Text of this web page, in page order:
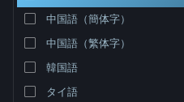
サポート
言語を変更
Steamモバイルアプリを入手
中国語（簡体字）
中国語（繁体字）
韓国語
タイ語